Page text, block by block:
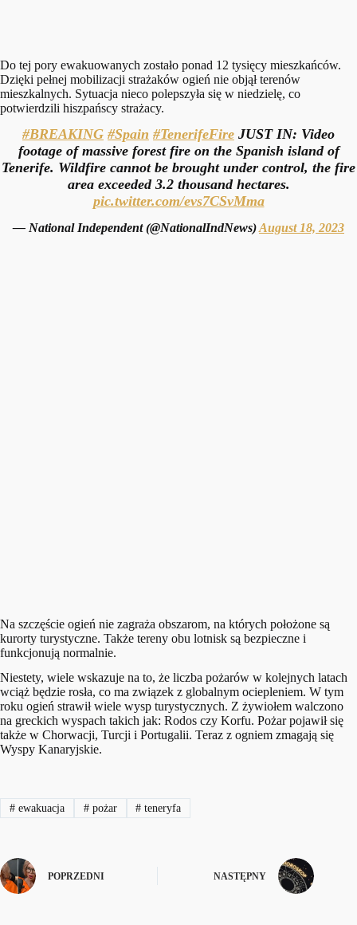
Do tej pory ewakuowanych zostało ponad 12 tysięcy mieszkańców.
Dzięki pełnej mobilizacji strażaków ogień nie objął terenów
mieszkalnych. Sytuacja nieco polepszyła się w niedzielę, co
potwierdzili hiszpańscy strażacy.
#BREAKING #Spain #TenerifeFire JUST IN: Video
footage of massive forest fire on the Spanish island of
Tenerife. Wildfire cannot be brought under control, the fire
area exceeded 3.2 thousand hectares.
pic.twitter.com/evs7CSvMma
— National Independent (@NationalIndNews)August 18, 2023
Na szczęście ogień nie zagraża obszarom, na których położone są
kurorty turystyczne. Także tereny obu lotnisk są bezpieczne i
funkcjonują normalnie.
Niestety, wiele wskazuje na to, że liczba pożarów w kolejnych latach
wciąż będzie rosła, co ma związek z globalnym ociepleniem. W tym
roku ogień strawił wiele wysp turystycznych. Z żywiołem walczono
na greckich wyspach takich jak: Rodos czy Korfu. Pożar pojawił się
także w Chorwacji, Turcji i Portugalii. Teraz z ogniem zmagają się
Wyspy Kanaryjskie.
#ewakuacja #pożar # teneryfa
POPRZEDNI NASTĘPNY